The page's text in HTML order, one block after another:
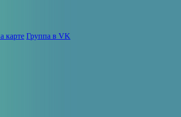
карте Группа в VK